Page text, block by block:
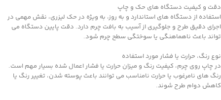
دقت و کیفیت دستگاه ‌های حک و چاپ
استفاده از دستگاه ‌های استاندارد و به ‌روز، به‌ ویژه در حک لیزری، نقش مهمی در
اجرای دقیق طرح و جلوگیری از آسیب به بافت چرم دارد. دقت پایین دستگاه می
‌تواند باعث ناهماهنگی یا سوختگی سطح چرم شود.
نوع رنگ، حرارت یا فشار مورد استفاده
در چاپ روی چرم، کیفیت رنگ و میزان حرارت یا فشار اعمال‌ شده بسیار مهم است.
رنگ‌ های نامرغوب یا حرارت نامناسب می ‌توانند باعث پوسته ‌شدن، تغییر رنگ یا
کاهش دوام طرح شوند.